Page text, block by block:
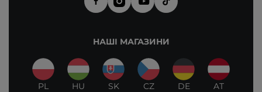
НАШІ МАГАЗИНИ
PL HU SK CZ DE AT